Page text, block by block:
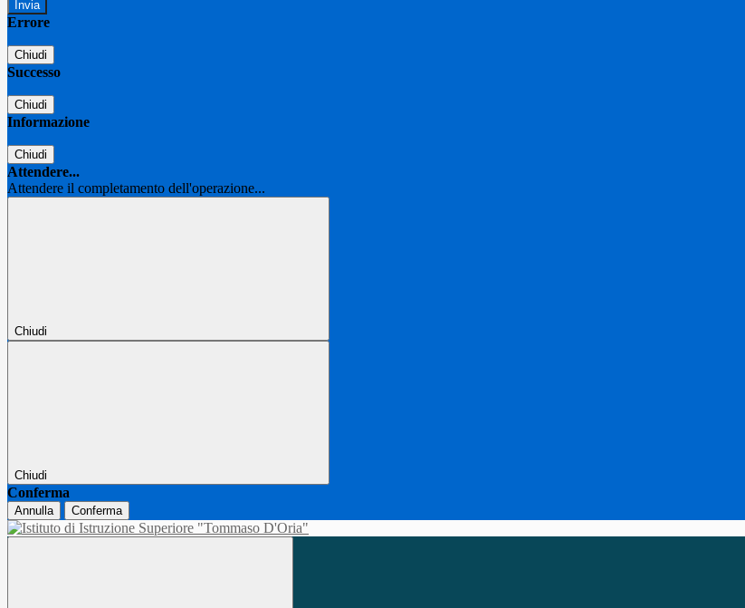
Errore
Chiudi
Successo
Chiudi
Informazione
Chiudi
Attendere...
Attendere il completamento dell'operazione...
Chiudi
Chiudi
Conferma
Annulla Conferma